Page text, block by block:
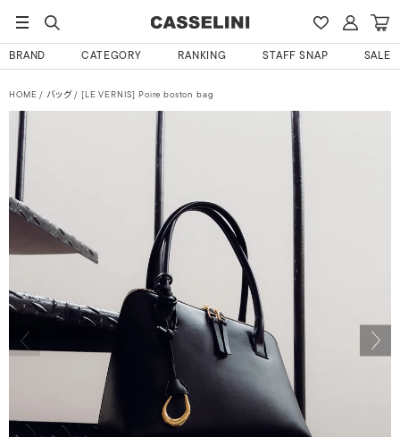
BRAND CATEGORY RANKING STAFF SNAP SALE
HOME バッグ [LE VERNIS] Poire boston bag